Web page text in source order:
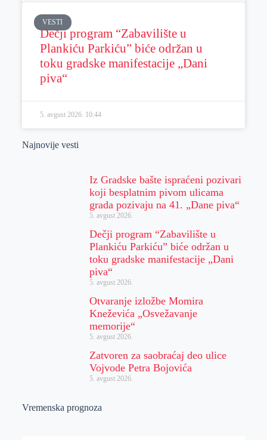
VESTI
Dečji program “Zabavilište u
Plankiću Parkiću” biće održan u
toku gradske manifestacije „Dani
piva“
5. avgust 2026. 10:44
Najnovije vesti
Iz Gradske bašte ispraćeni pozivari
koji besplatnim pivom ulicama
grada pozivaju na 41. „Dane piva“
5. avgust 2026.
Dečji program “Zabavilište u
Plankiću Parkiću” biće održan u
toku gradske manifestacije „Dani
piva“
5. avgust 2026.
Otvaranje izložbe Momira
Kneževića „Osvežavanje
memorije“
5. avgust 2026.
Zatvoren za saobraćaj deo ulice
Vojvode Petra Bojovića
5. avgust 2026.
Vremenska prognoza